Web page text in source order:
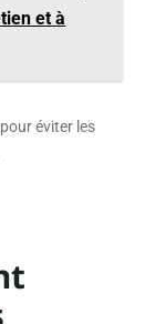
et à
éviter les